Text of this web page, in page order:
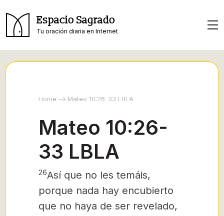
Espacio Sagrado
Tu oración diaria en Internet
Home Mateo 10:26-33 LBLA
Mateo 10:26-
33 LBLA
26Así que no les temáis,
porque nada hay encubierto
que no haya de ser revelado,